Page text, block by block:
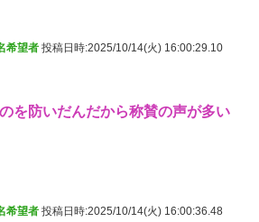
希望者 投稿日時:2025/10/14(火) 16:00:29.10
を防いだんだから称賛の声が多い
希望者 投稿日時:2025/10/14(火) 16:00:36.48